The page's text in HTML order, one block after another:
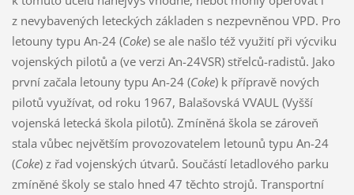
z nevybavených leteckých základen s nezpevněnou VPD. Pro
letouny typu An-24 (Coke) se ale našlo též využití při výcviku
vojenských pilotů a (ve verzi An-24VSR) střelců-radistů. Jako
první začala letouny typu An-24 (Coke) k přípravě nových
pilotů využívat, od roku 1967, Balašovská VVAUL (Vyšší
vojenská letecká škola pilotů). Zmíněná škola se zároveň
stala vůbec největším provozovatelem letounů typu An-24
(Coke) z řad vojenských útvarů. Součástí letadlového parku
zmíněné školy se stalo hned 47 těchto strojů. Transportní